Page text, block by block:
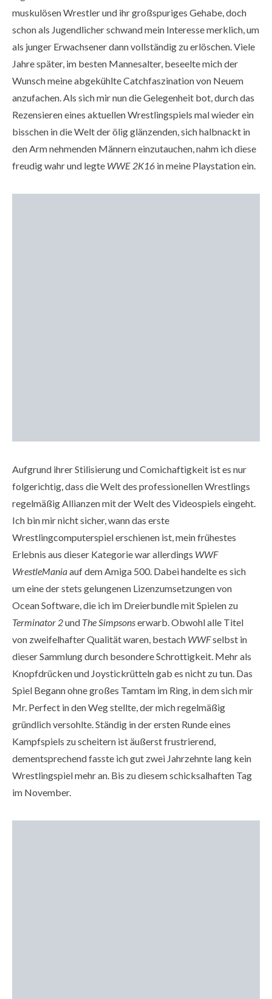
muskulösen Wrestler und ihr großspuriges Gehabe, doch
schon als Jugendlicher schwand mein Interesse merklich, um
als junger Erwachsener dann vollständig zu erlöschen. Viele
Jahre später, im besten Mannesalter, beseelte mich der
Wunsch meine abgekühlte Catchfaszination von Neuem
anzufachen. Als sich mir nun die Gelegenheit bot, durch das
Rezensieren eines aktuellen Wrestlingspiels mal wieder ein
bisschen in die Welt der ölig glänzenden, sich halbnackt in
den Arm nehmenden Männern einzutauchen, nahm ich diese
freudig wahr und legte WWE 2K16 in meine Playstation ein.
Aufgrund ihrer Stilisierung und Comichaftigkeit ist es nur
folgerichtig, dass die Welt des professionellen Wrestlings
regelmäßig Allianzen mit der Welt des Videospiels eingeht.
Ich bin mir nicht sicher, wann das erste
Wrestlingcomputerspiel erschienen ist, mein frühestes
Erlebnis aus dieser Kategorie war allerdings WWF
WrestleManiaauf dem Amiga 500. Dabei handelte es sich
um eine der stets gelungenen Lizenzumsetzungen von
Ocean Software, die ich im Dreierbundle mit Spielen zu
Terminator 2und The Simpsonserwarb. Obwohl alle Titel
von zweifelhafter Qualität waren, bestach WWFselbst in
dieser Sammlung durch besondere Schrottigkeit. Mehr als
Knopfdrücken und Joystickrütteln gab es nicht zu tun. Das
Spiel Begann ohne großes Tamtam im Ring, in dem sich mir
Mr. Perfect in den Weg stellte, der mich regelmäßig
gründlich versohlte. Ständig in der ersten Runde eines
Kampfspiels zu scheitern ist äußerst frustrierend,
dementsprechend fasste ich gut zwei Jahrzehnte lang kein
Wrestlingspiel mehr an. Bis zu diesem schicksalhaften Tag
im November.